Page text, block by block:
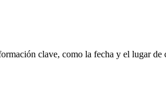
clave, como la fecha y el lugar